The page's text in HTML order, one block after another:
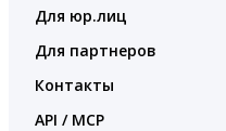
Для юр.лиц
Для партнеров
Контакты
API / MCP